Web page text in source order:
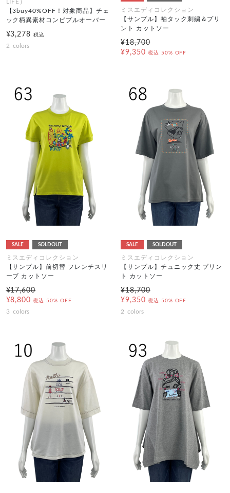
LIFE）
【3buy40%OFF！対象商品】チェ
ック柄異素材コンビプルオーバー
¥3,278税込
2 colors
ミスエディコレクション
【サンプル】袖タック刺繍＆プリ
ント カットソー
¥18,700
¥9,350 税込 50% OFF
SALE SOLDOUT
ミスエディコレクション
【サンプル】前切替 フレンチスリ
ーブ カットソー
¥17,600
¥8,800 税込 50% OFF
3 colors
SALE SOLDOUT
ミスエディコレクション
【サンプル】チュニック丈 プリン
ト カットソー
¥18,700
¥9,350 税込 50% OFF
2 colors